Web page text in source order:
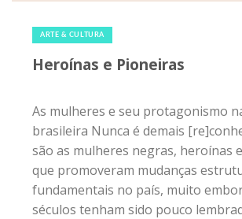
ARTE & CULTURA
Heroínas e Pioneiras
As mulheres e seu protagonismo
brasileira Nunca é demais
são as mulheres negras, heroínas
que promoveram mudanças
fundamentais no país, muito
séculos tenham sido pouco